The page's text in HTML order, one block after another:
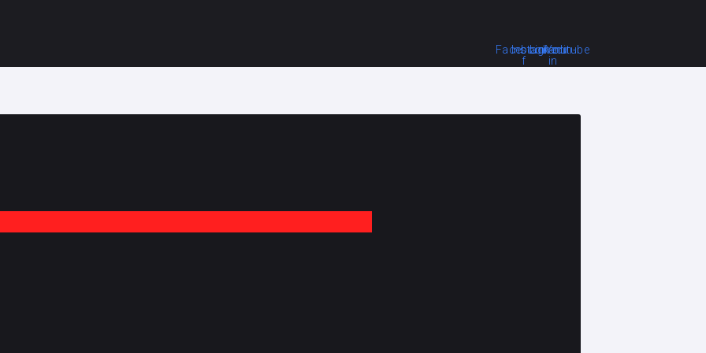
Facebook-
f
Instagram
Linkedin-
in
Youtube